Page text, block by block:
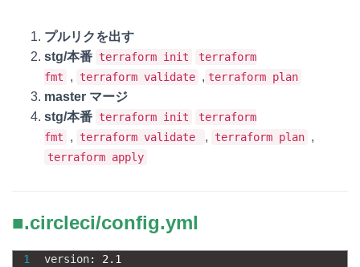
プルリクを出す
stg/本番 terraform init
terraform
fmt
, terraform validate , terraform plan
master マージ
stg/本番 terraform init
terraform
fmt
, terraform validate , terraform plan ,
terraform apply
■.circleci/config.yml
1
version: 2.1